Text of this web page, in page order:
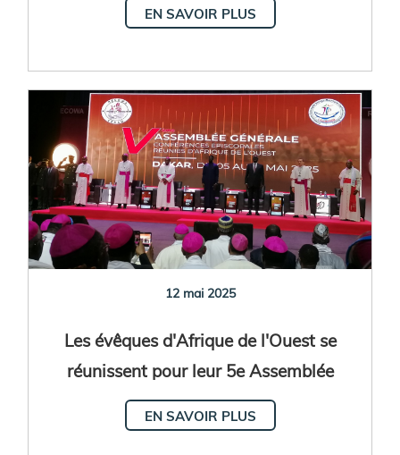
EN SAVOIR PLUS
12 mai 2025
Les évêques d'Afrique de l'Ouest se
réunissent pour leur 5e Assemblée
plénière
EN SAVOIR PLUS